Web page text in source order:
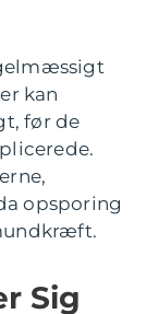
kan
før de
opsporing
Sig